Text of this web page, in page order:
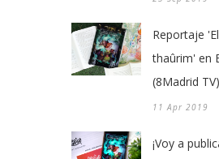
Reportaje
thaûrim' en
(8Madrid TV)
11 Apr 2019
¡Voy a